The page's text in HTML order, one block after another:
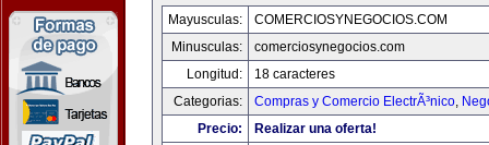
Mayusculas:
COMERCIOSYNEGOCIOS.COM
Minusculas:
comerciosynegocios.com
Longitud:
18 caracteres
Categorias:
Compras y Comercio ElectrÃ³nico,
Precio:
Realizar una oferta!